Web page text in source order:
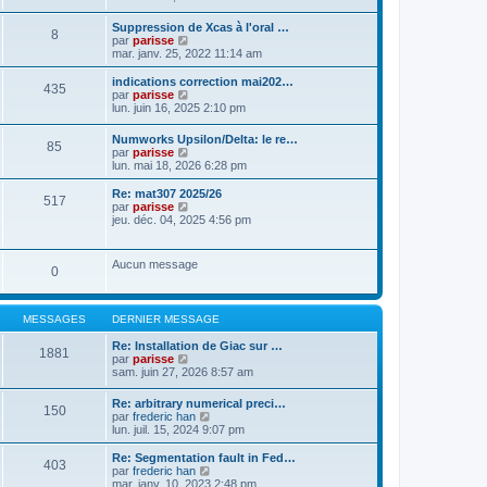
a
g
e
e
r
e
d
e
n
i
e
m
s
s
a
g
s
u
l
t
e
r
l
e
d
e
r
n
i
e
r
m
e
a
e
8
Suppression de Xcas à l'oral …
par parisse
o
n
s
l
e
r
e
d
e
n
e
r
m
s
s
a
e
mar. janv. 25, 2022 11:14 am
435
indications correction mai202…
par parisse
o
u
l
t
e
r
e
e
r
e
r
e
s
s
a
g
e
lun. juin 16, 2025 2:10 pm
85
Numworks Upsilon/Delta: le re…
par parisse
o
n
s
l
l
d
e
r
n
i
r
m
e
s
s
a
e
lun. mai 18, 2026 6:28 pm
517
Re: mat307 2025/26
par parisse
o
l
e
r
l
e
d
r
n
i
e
r
m
e
s
s
jeu. déc. 04, 2025 4:56 pm
0 Aucun message
MESSAGES DERNIER MESSAGE
1881
Re: Installation de Giac sur …
par parisse
o
u
l
t
e
r
l
sam. juin 27, 2026 8:57 am
150
Re: arbitrary numerical preci…
par frederic han
o
n
s
lun. juil. 15, 2024 9:07 pm
403
Re: Segmentation fault in Fed…
par frederic han
o
mar. janv. 10, 2023 2:48 pm